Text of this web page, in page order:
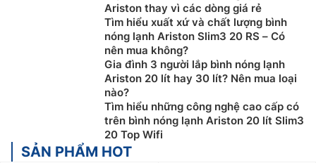
Ariston thay vì các dòng giá rẻ
Tìm hiểu xuất xứ và chất lượng bình
nóng lạnh Ariston Slim3 20 RS – Có
nên mua không?
Gia đình 3 người lắp bình nóng lạnh
Ariston 20 lít hay 30 lít? Nên mua loại
nào?
Tìm hiểu những công nghệ cao cấp có
trên bình nóng lạnh Ariston 20 lít Slim3
20 Top Wifi
SẢN PHẨM HOT